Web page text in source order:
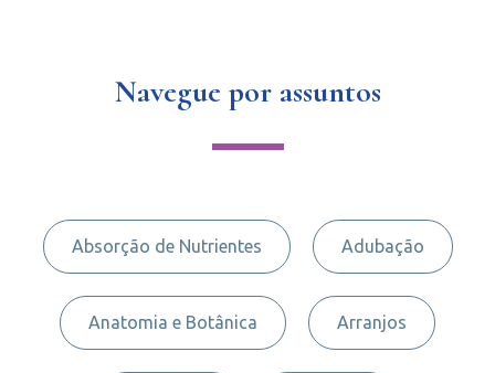
Navegue por assuntos
Absorção de Nutrientes Adubação
Anatomia e Botânica Arranjos